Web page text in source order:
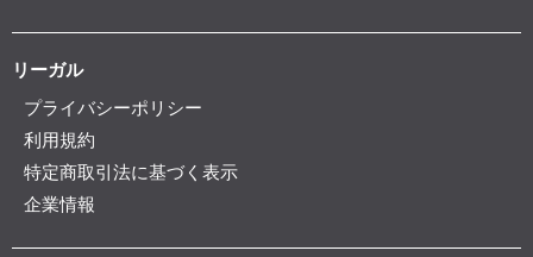
リーガル
プライバシーポリシー
利用規約
特定商取引法に基づく表示
企業情報